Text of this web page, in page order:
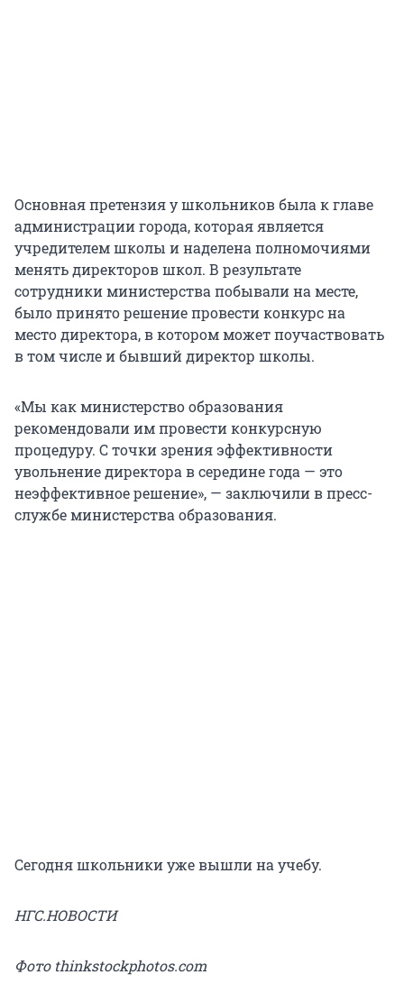
Основная претензия у школьников была к главе
администрации города, которая является
учредителем школы и наделена полномочиями
менять директоров школ. В результате
сотрудники министерства побывали на месте,
было принято решение провести конкурс на
место директора, в котором может поучаствовать
в том числе и бывший директор школы.
«Мы как министерство образования
рекомендовали им провести конкурсную
процедуру. С точки зрения эффективности
увольнение директора в середине года — это
неэффективное решение», — заключили в пресс-
службе министерства образования.
Сегодня школьники уже вышли на учебу.
НГС.НОВОСТИ
Фото thinkstockphotos.com